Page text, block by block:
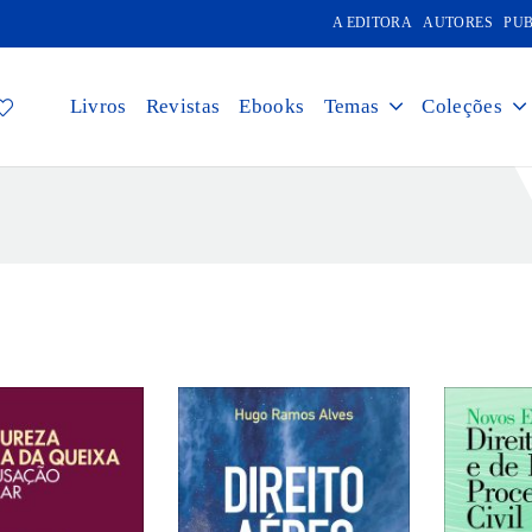
A EDITORA AUTORES
Livros Revistas Ebooks Temas Coleções